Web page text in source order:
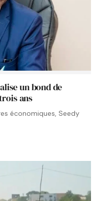
un bond de
ans
économiques, Seedy